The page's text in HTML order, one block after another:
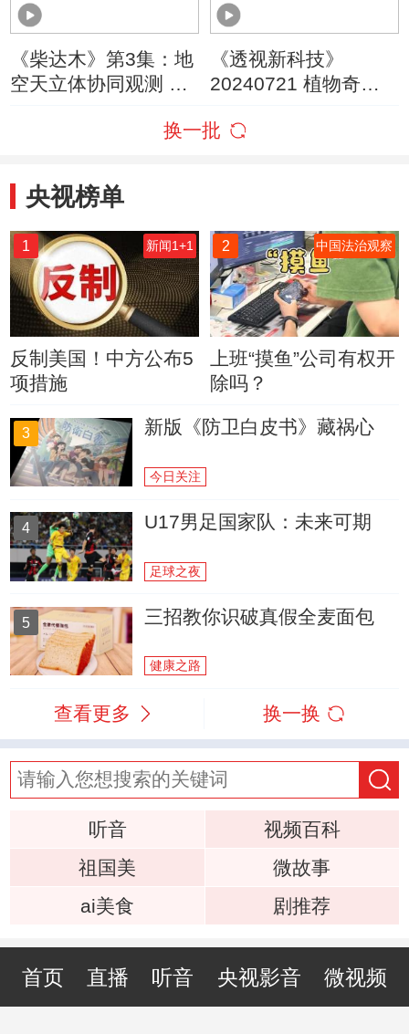
《柴达木》第3集：地
空天立体协同观测 为
《透视新科技》
20240721 植物奇迹
换一批
央视榜单
1 新闻1+1
反制美国！中方公布5
项措施
2 中国法治观察
上班“摸鱼”公司有权开
除吗？
3 新版《防卫白皮书》藏祸心
今日关注
4 U17男足国家队：未来可期
足球之夜
5 三招教你识破真假全麦面包
健康之路
查看更多 换一换
听音
视频百科
祖国美
微故事
ai美食
剧推荐
首页 直播 听音 央视影音 微视频